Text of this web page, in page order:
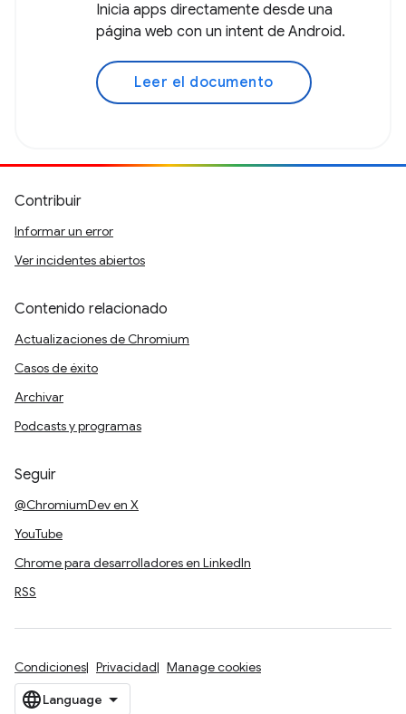
Inicia apps directamente desde una
página web con un intent de Android.
Leer el documento
Contribuir
Informar un error
Ver incidentes abiertos
Contenido relacionado
Actualizaciones de Chromium
Casos de éxito
Archivar
Podcasts y programas
Seguir
@ChromiumDev en X
YouTube
Chrome para desarrolladores en LinkedIn
RSS
Condiciones Privacidad Manage cookies